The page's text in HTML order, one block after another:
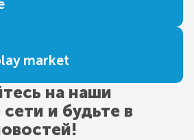
market
на наши
и будьте в